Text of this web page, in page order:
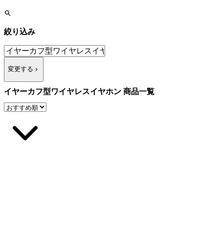
絞り込み
変更する
イヤーカフ型ワイヤレスイヤホン 商品一覧